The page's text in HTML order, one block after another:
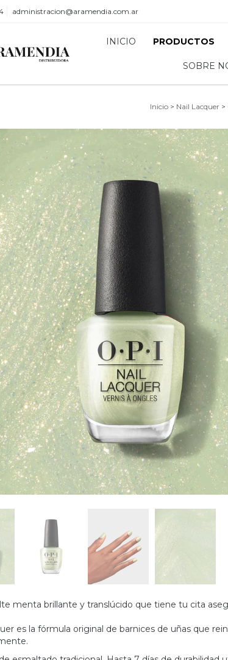
administracion@aramendia.com.ar
INICIO PRODUCTOS
SOBRE
Inicio > Nail Lacquer >
menta brillante y translúcido que tiene tu cita
es la fórmula original de barnices de uñas que